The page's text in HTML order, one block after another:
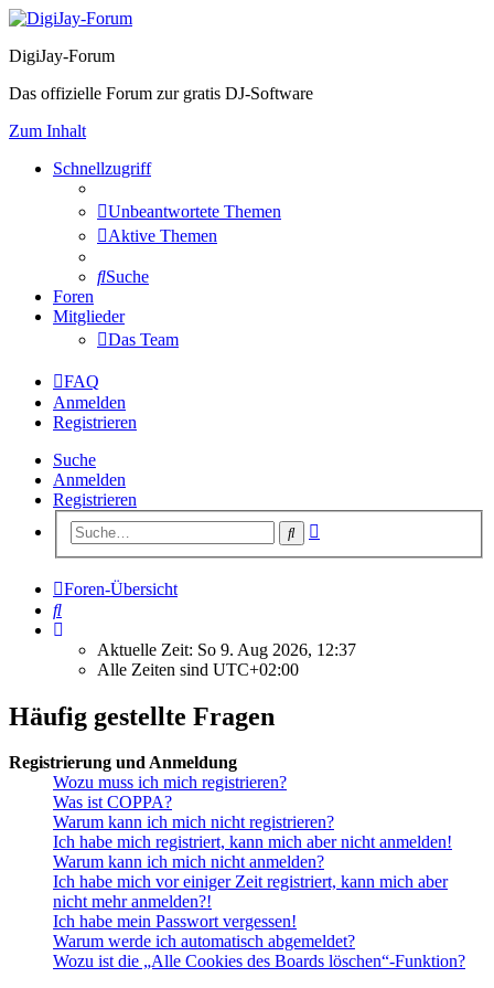
DigiJay-Forum
Das offizielle Forum zur gratis DJ-Software
Zum Inhalt
Schnellzugriff
Unbeantwortete Themen
Aktive Themen
Suche
Foren
Mitglieder
Das Team
FAQ
Anmelden
Registrieren
Suche
Anmelden
Registrieren
Suche
Foren-Übersicht
Suche
Aktuelle Zeit: So 9. Aug 2026, 12:37
Alle Zeiten sind UTC+02:00
Häufig gestellte Fragen
Registrierung und Anmeldung
Wozu muss ich mich registrieren?
Was ist COPPA?
Warum kann ich mich nicht registrieren?
Ich habe mich registriert, kann mich aber nicht anmelden!
Warum kann ich mich nicht anmelden?
Ich habe mich vor einiger Zeit registriert, kann mich aber
nicht mehr anmelden?!
Ich habe mein Passwort vergessen!
Warum werde ich automatisch abgemeldet?
Wozu ist die „Alle Cookies des Boards löschen“-Funktion?